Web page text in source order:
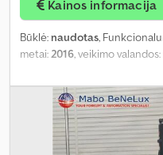
Kainos informacija
Būklė: naudotas,
metai:2016, veikimo valandos:
,
dupleksas, spalva:raudona,